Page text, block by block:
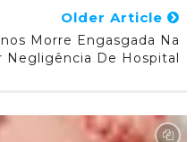
Older Article
Morre Engasgada Na
Negligência De Hospital